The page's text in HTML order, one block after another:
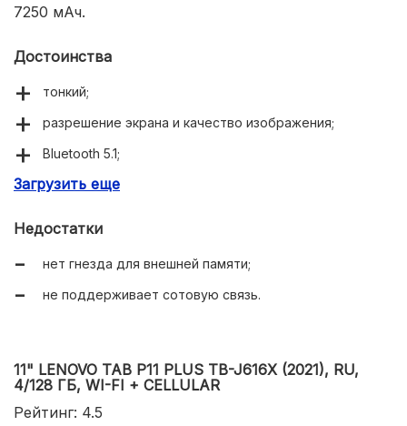
7250 мАч.
Достоинства
тонкий;
разрешение экрана и качество изображения;
Bluetooth 5.1;
USB Type-C;
Загрузить еще
Недостатки
нет гнезда для внешней памяти;
не поддерживает сотовую связь.
11" LENOVO TAB P11 PLUS TB-J616X (2021), RU,
4/128 ГБ, WI-FI + CELLULAR
Рейтинг: 4.5